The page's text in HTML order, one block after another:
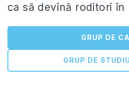
ca să devină roditori în
GRUP DE
GRUP DE